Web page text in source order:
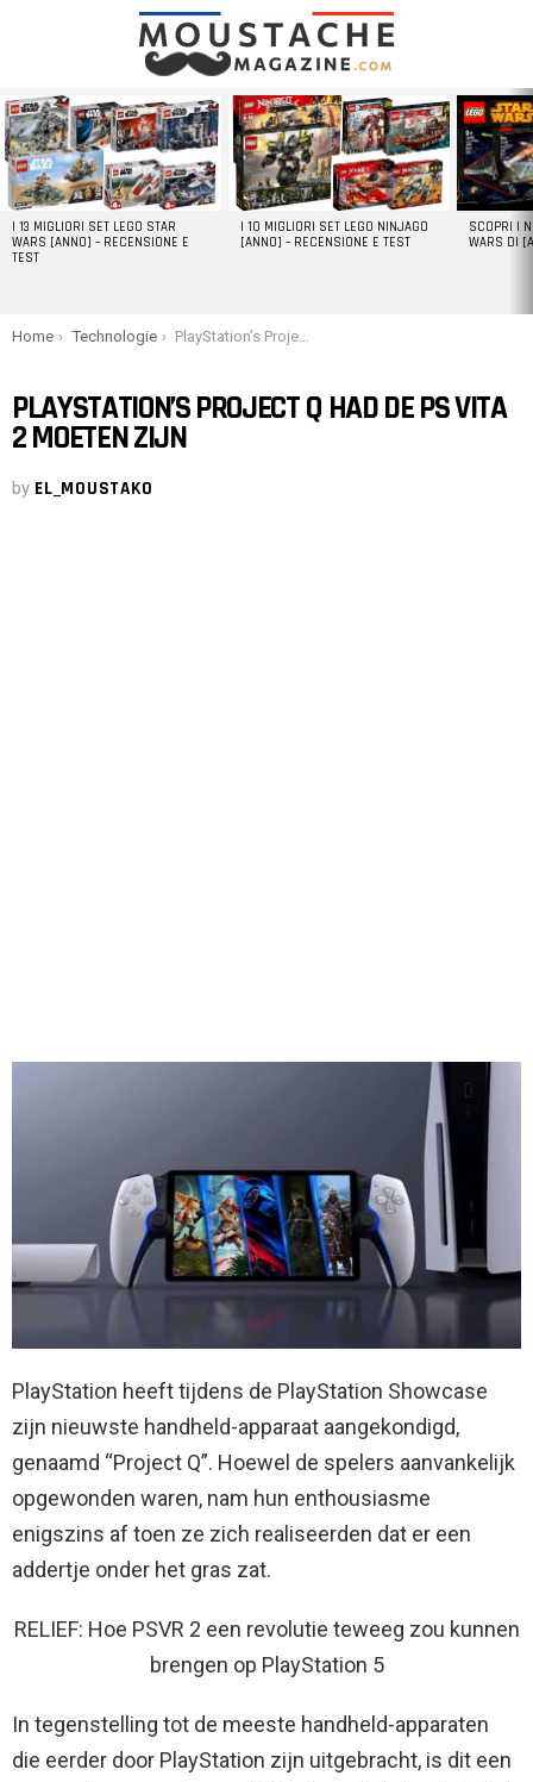
LATEST
STORIES
I 13 MIGLIORI SET LEGO STAR
WARS [ANNO] – RECENSIONE E
TEST
I 10 MIGLIORI SET LEGO NINJAGO
[ANNO] – RECENSIONE E TEST
SCOPRI I
WARS DI
You are here:
Home Technologie PlayStation’s Project Q had de PS Vita 2 moeten zijn
PLAYSTATION’S PROJECT Q HAD DE PS VITA
2 MOETEN ZIJN
by EL_MOUSTAKO
PlayStation heeft tijdens de PlayStation Showcase
zijn nieuwste handheld-apparaat aangekondigd,
genaamd “Project Q”. Hoewel de spelers aanvankelijk
opgewonden waren, nam hun enthousiasme
enigszins af toen ze zich realiseerden dat er een
addertje onder het gras zat.
RELIEF: Hoe PSVR 2 een revolutie teweeg zou kunnen
brengen op PlayStation 5
In tegenstelling tot de meeste handheld-apparaten
die eerder door PlayStation zijn uitgebracht, is dit een